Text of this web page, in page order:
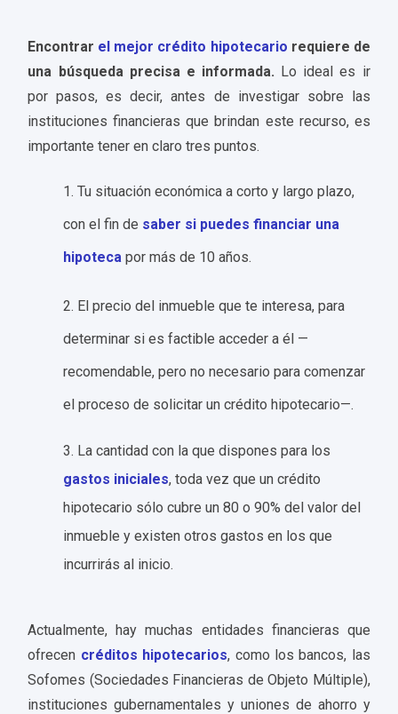
Encontrar el mejor crédito hipotecario requiere de
una búsqueda precisa e informada. Lo ideal es ir
por pasos, es decir, antes de investigar sobre las
instituciones financieras que brindan este recurso, es
importante tener en claro tres puntos.
1. Tu situación económica a corto y largo plazo,
con el fin de saber si puedes financiar una
hipoteca por más de 10 años.
2. El precio del inmueble que te interesa, para
determinar si es factible acceder a él —
recomendable, pero no necesario para comenzar
el proceso de solicitar un crédito hipotecario—.
3. La cantidad con la que dispones para los
gastos iniciales, toda vez que un crédito
hipotecario sólo cubre un 80 o 90% del valor del
inmueble y existen otros gastos en los que
incurrirás al inicio.
Actualmente, hay muchas entidades financieras que
ofrecen créditos hipotecarios, como los bancos, las
Sofomes (Sociedades Financieras de Objeto Múltiple),
instituciones gubernamentales y uniones de ahorro y